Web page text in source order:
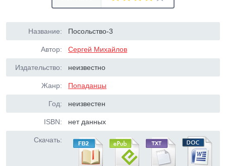
Название: Посольство-3
Автор: Сергей Михайлов
Издательство: неизвестно
Жанр: Попаданцы
Год: неизвестен
ISBN: нет данных
Скачать: